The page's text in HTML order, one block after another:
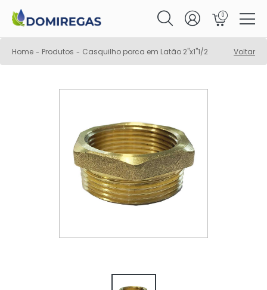
0
Home - Produtos - Casquilho porca em Latão 2"x1"1/2 Voltar